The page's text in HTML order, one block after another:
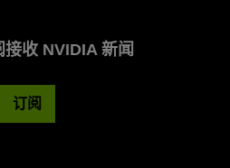
接收 NVIDIA 新闻
订阅